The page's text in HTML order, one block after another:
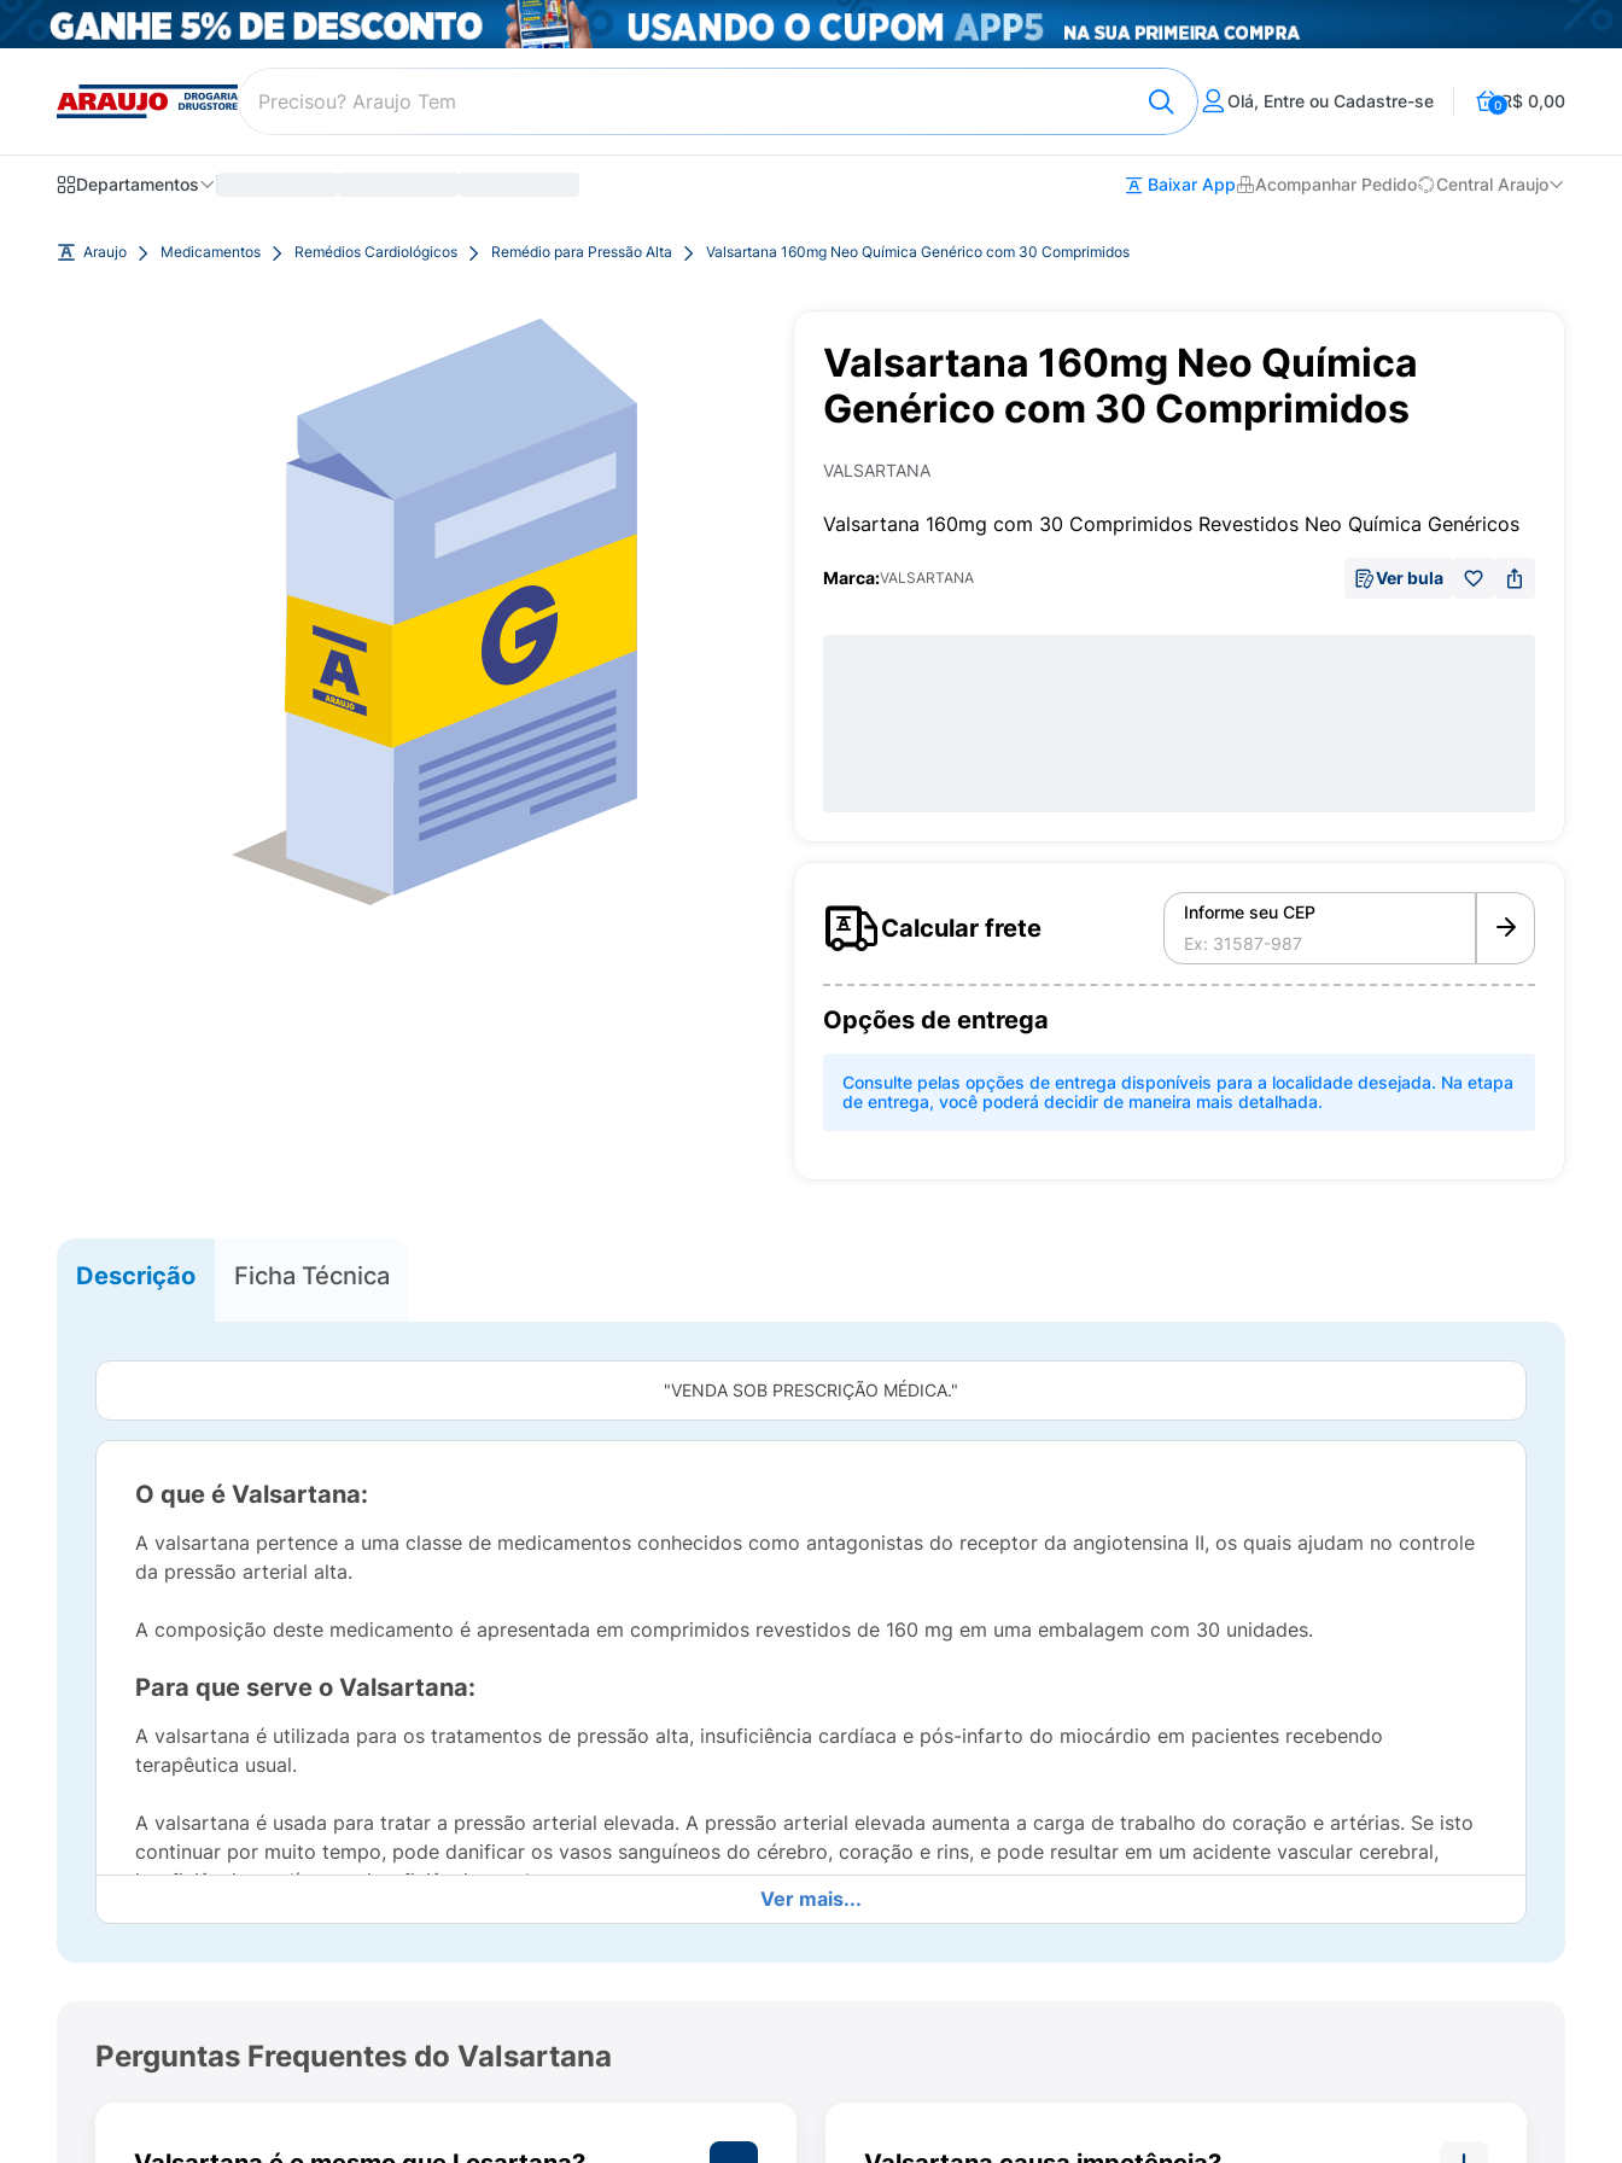
Olá, Entre ou Cadastre-se 0R$ 0,00
Departamentos Baixar App Acompanhar Pedido Central Araujo
Araujo Medicamentos Remédios Cardiológicos Remédio para Pressão Alta Valsartana 160mg Neo Química Genérico com 30 Comprimidos
Valsartana 160mg Neo Química
Genérico com 30 Comprimidos
VALSARTANA
Valsartana 160mg com 30 Comprimidos Revestidos Neo Química Genéricos
Marca:VALSARTANA Ver bula
Calcular frete
Informe seu CEP
Opções de entrega
Consulte pelas opções de entrega disponíveis para a localidade desejada. Na etapa
de entrega, você poderá decidir de maneira mais detalhada.
Descrição Ficha Técnica
"VENDA SOB PRESCRIÇÃO MÉDICA."
O que é Valsartana:
A valsartana pertence a uma classe de medicamentos conhecidos como antagonistas do receptor da angiotensina II, os quais ajudam no controle
da pressão arterial alta.
A composição deste medicamento é apresentada em comprimidos revestidos de 160 mg em uma embalagem com 30 unidades.
Para que serve o Valsartana:
A valsartana é utilizada para os tratamentos de pressão alta, insuficiência cardíaca e pós-infarto do miocárdio em pacientes recebendo
terapêutica usual.
A valsartana é usada para tratar a pressão arterial elevada. A pressão arterial elevada aumenta a carga de trabalho do coração e artérias. Se isto
continuar por muito tempo, pode danificar os vasos sanguíneos do cérebro, coração e rins, e pode resultar em um acidente vascular cerebral,
insuficiência cardíaca ou insuficiência renal.
desenvolvimento destas doenças.
devido ao acúmulo de fluidos. A insuficiência cardíaca ocorre quando o músculo do coração não consegue bombear o sangue com força
A valsartana pode também ser usada para tratar pessoas que sofreram um ataque cardíaco (infarto do miocárdio) para melhorar a sobrevida e
Ver mais...
Perguntas Frequentes do Valsartana